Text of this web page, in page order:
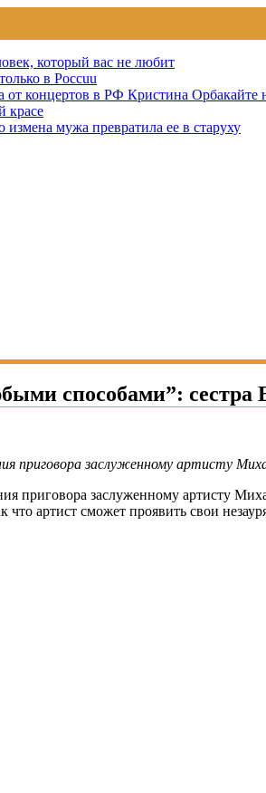
который вас не любит
в Россuu
от концертов в РФ Кристина Орбакайте
красе
мужа превратила ее в старуху
способами”: сестра
приговора заслуженному артисту
приговора заслуженному артисту
что артист сможет проявить свои